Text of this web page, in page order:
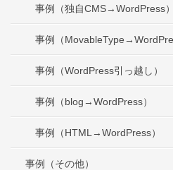
事例（独自CMS→WordPress）
事例（
事例（WordPress引っ越し）
事例（blog→WordPress）
事例（HTML→WordPress）
事例（その他）